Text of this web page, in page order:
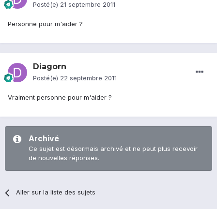
Posté(e) 21 septembre 2011
Personne pour m'aider ?
Diagorn
Posté(e) 22 septembre 2011
Vraiment personne pour m'aider ?
Archivé
Ce sujet est désormais archivé et ne peut plus recevoir
de nouvelles réponses.
Aller sur la liste des sujets